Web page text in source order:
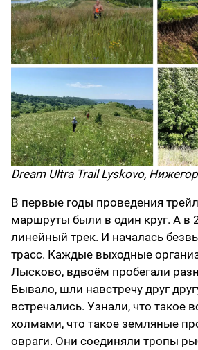
Dream Ultra Trail Lyskovo,
В первые годы проведения
маршруты были в один круг. А в
линейный трек. И началась
трасс. Каждые выходные
Лысково, вдвоём пробегали
Бывало, шли навстречу друг
встречались. Узнали, что такое
холмами, что такое земляные
овраги. Они соединяли тропы